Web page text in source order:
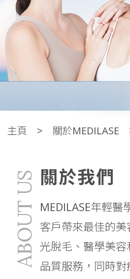
主頁 關於MEDILASE
ABOUT US 關於我們
MEDILASE年輕
客戶帶來最佳的
光脫毛、醫學美
品質服務，同時